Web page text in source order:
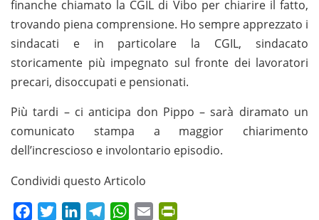
finanche chiamato la CGIL di Vibo per chiarire il fatto,
trovando piena comprensione. Ho sempre apprezzato i
sindacati e in particolare la CGIL, sindacato
storicamente più impegnato sul fronte dei lavoratori
precari, disoccupati e pensionati.
Più tardi – ci anticipa don Pippo – sarà diramato un
comunicato stampa a maggior chiarimento
dell’increscioso e involontario episodio.
Condividi questo Articolo
FacebookTwitterLinkedInTelegramWhatsApp
Email